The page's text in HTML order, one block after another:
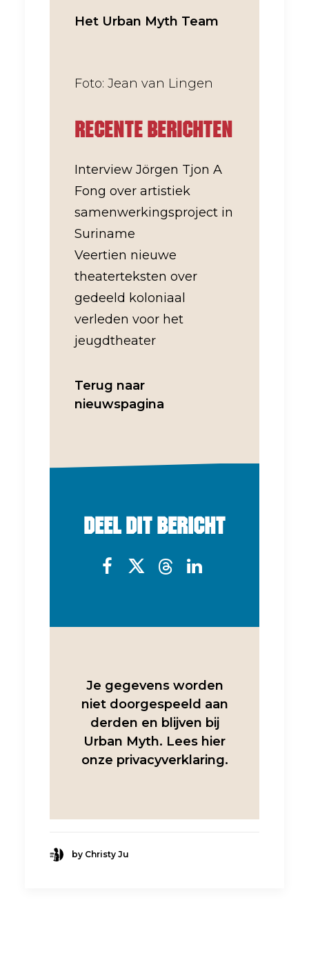
Het Urban Myth Team
Foto: Jean van Lingen
Recente berichten
Interview Jörgen Tjon A
Fong over artistiek
samenwerkingsproject in
Suriname
Veertien nieuwe
theaterteksten over
gedeeld koloniaal
verleden voor het
jeugdtheater
Terug naar
nieuwspagina
Deel dit bericht
Je gegevens worden
niet doorgespeeld aan
derden en blijven bij
Urban Myth. Lees hier
onze privacyverklaring.
by Christy Ju